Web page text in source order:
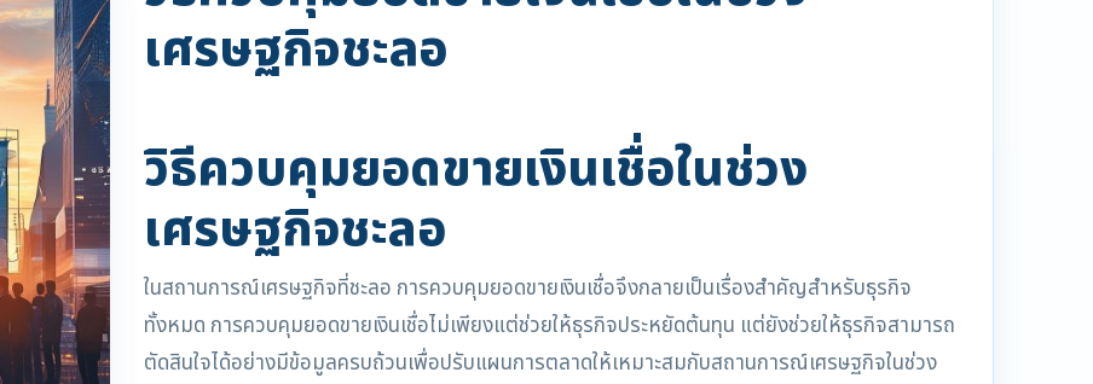
เศรษฐกิจชะลอ
วิธีควบคุมยอดขายเงินเชื่อในช่วง
เศรษฐกิจชะลอ
ในสถานการณ์เศรษฐกิจที่ชะลอ การควบคุมยอดขายเงินเชื่อจึงกลายเป็นเรื่องสำคัญสำหรับธุรกิจ
ทั้งหมด การควบคุมยอดขายเงินเชื่อไม่เพียงแต่ช่วยให้ธุรกิจประหยัดต้นทุน แต่ยังช่วยให้ธุรกิจสามารถ
ตัดสินใจได้อย่างมีข้อมูลครบถ้วนเพื่อปรับแผนการตลาดให้เหมาะสมกับสถานการณ์เศรษฐกิจในช่วง